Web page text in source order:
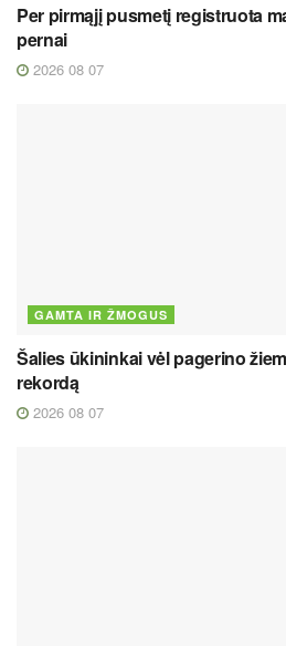
Per pirmąjį pusmetį registruota
pernai
2026 08 07
GAMTA IR ŽMOGUS
Šalies ūkininkai vėl pagerino
rekordą
2026 08 07